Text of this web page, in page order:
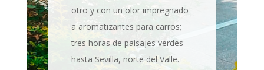
otro y con un olor impregnado
a aromatizantes para carros;
tres horas de paisajes verdes
hasta Sevilla, norte del Valle.